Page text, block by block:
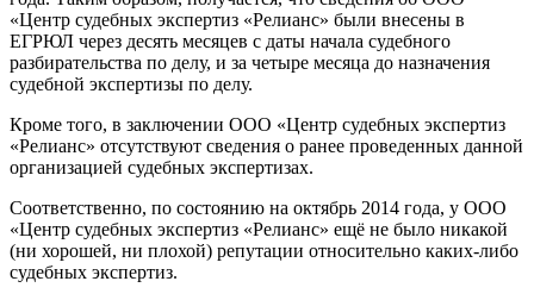
«Центр судебных экспертиз «Релианс» были внесены в
ЕГРЮЛ через десять месяцев с даты начала судебного
разбирательства по делу, и за четыре месяца до назначения
судебной экспертизы по делу.
Кроме того, в заключении ООО «Центр судебных экспертиз
«Релианс» отсутствуют сведения о ранее проведенных данной
организацией судебных экспертизах.
Соответственно, по состоянию на октябрь 2014 года, у ООО
«Центр судебных экспертиз «Релианс» ещё не было никакой
(ни хорошей, ни плохой) репутации относительно каких-либо
судебных экспертиз.